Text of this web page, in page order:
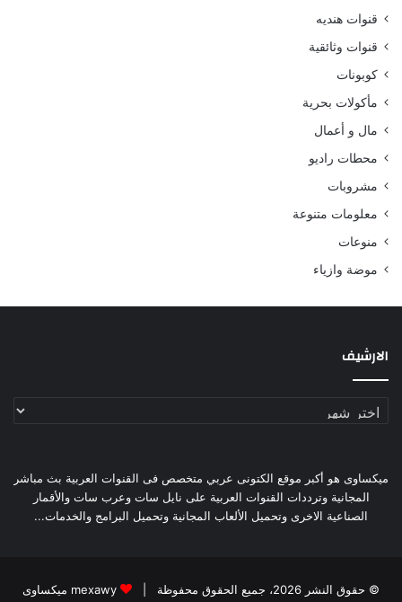
قنوات هنديه
قنوات وثائقية
كوبونات
مأكولات بحرية
مال و أعمال
محطات راديو
مشروبات
معلومات متنوعة
منوعات
موضة وازياء
الارشيف
الارشيف
ميكساوى هو أكبر موقع الكتونى عربي متخصص فى القنوات العربية بث مباشر
المجانية وترددات القنوات العربية على نايل سات وعرب سات والأقمار
الصناعية الاخرى وتحميل الألعاب المجانية وتحميل البرامج والخدمات...
© حقوق النشر 2026، جميع الحقوق محفوظة | mexawy ميكساوى